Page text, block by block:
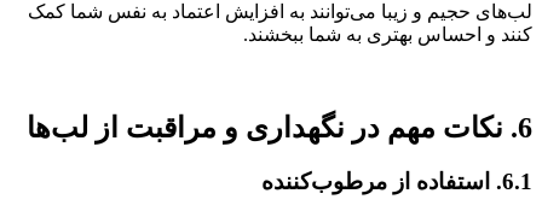
لب‌های حجیم و زیبا می‌توانند به افزایش اعتماد به نفس شما کمک
کنند و احساس بهتری به شما ببخشند.
6. نکات مهم در نگهداری و مراقبت از لب‌ها
6.1. استفاده از مرطوب‌کننده